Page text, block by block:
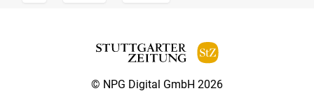
© NPG Digital GmbH 2026